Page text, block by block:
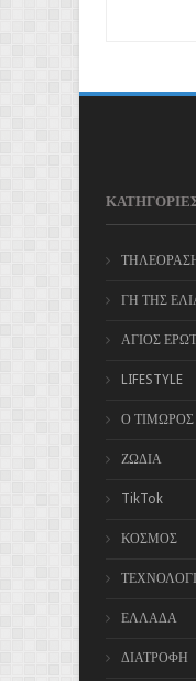
ΓΗ ΤΗΣ
ΑΓΙΟΣ
LIFESTYLE
Ο ΤΙΜΩΡΟΣ
ΖΩΔΙΑ
TikTok
ΚΟΣΜΟΣ
ΕΛΛΑΔΑ
ΔΙΑΤΡΟΦΗ